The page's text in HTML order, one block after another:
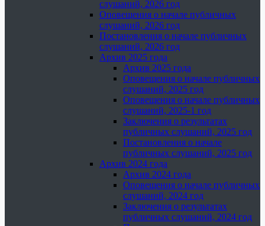
слушаний, 2026 год
Оповещения о начале публичных
слушаний, 2026 год
Постановления о начале публичных
слушаний, 2026 год
Архив 2025 года
Архив 2025 года
Оповещения о начале публичных
слушаний, 2025 год
Оповещения о начале публичных
слушаний, 2025-1 год
Заключения о результатах
публичных слушаний, 2025 год
Постановления о начале
публичных слушаний, 2025 год
Архив 2024 года
Архив 2024 года
Оповещения о начале публичных
слушаний, 2024 год
Заключения о результатах
публичных слушаний, 2024 год